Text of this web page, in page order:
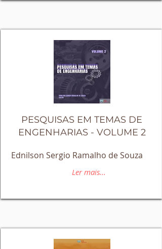
PESQUISAS EM TEMAS DE
ENGENHARIAS - VOLUME 2
Ednilson Sergio Ramalho de Souza
Ler mais...